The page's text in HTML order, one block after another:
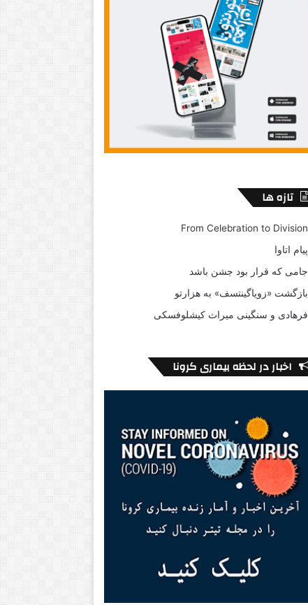
تازه ها
From Celebration to Division
پیام اتاوا
جامی که قرار بود جشن باشد
بازگشت «زویاگینتسف» به هزارتو
فرهادی و سنگینی میراث کیشلوفسکی
اخبار در لحظه بیماری کرونا